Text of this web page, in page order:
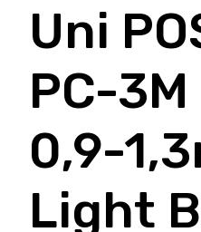
Uni
PC-
0,9-
Light